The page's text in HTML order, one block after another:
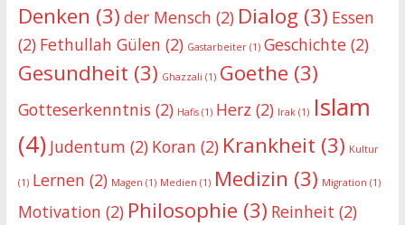
Denken (3) der Mensch (2) Dialog (3) Essen
(2) Fethullah Gülen (2) Gastarbeiter(1) Geschichte(2)
Gesundheit (3) Ghazzali (1) Goethe (3)
Gotteserkenntnis (2) Hafis(1) Herz (2) Irak(1) Islam
(4) Judentum (2) Koran (2) Krankheit (3) Kultur
(1) Lernen (2) Magen (1) Medien (1) Medizin (3) Migration (1)
Motivation (2) Philosophie (3) Reinheit (2)